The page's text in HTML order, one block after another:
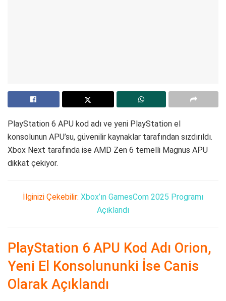
PlayStation 6 APU kod adı ve yeni PlayStation el
konsolunun APU’su, güvenilir kaynaklar tarafından sızdırıldı.
Xbox Next tarafında ise AMD Zen 6 temelli Magnus APU
dikkat çekiyor.
İlginizi Çekebilir: Xbox’ın GamesCom 2025 Programı
Açıklandı
PlayStation 6 APU Kod Adı Orion,
Yeni El Konsolununki İse Canis
Olarak Açıklandı